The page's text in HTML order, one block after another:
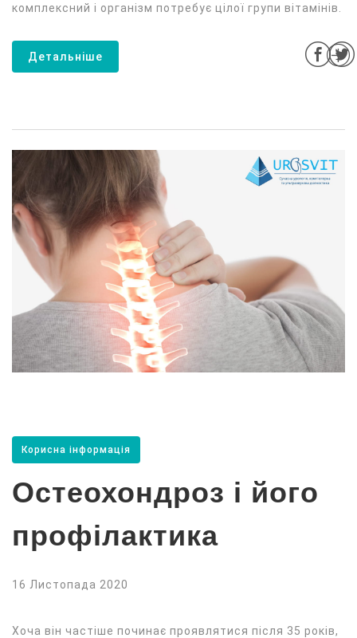
комплексний і організм потребує цілої групи вітамінів.
Детальніше
Корисна інформація
Остеохондроз і його
профілактика
16 Листопада 2020
Хоча він частіше починає проявлятися після 35 років,